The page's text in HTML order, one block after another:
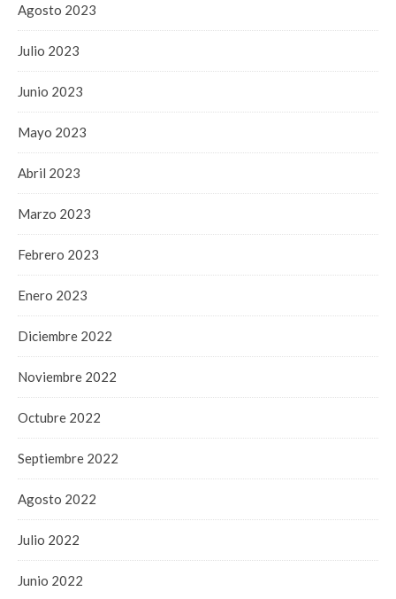
Agosto 2023
Julio 2023
Junio 2023
Mayo 2023
Abril 2023
Marzo 2023
Febrero 2023
Enero 2023
Diciembre 2022
Noviembre 2022
Octubre 2022
Septiembre 2022
Agosto 2022
Julio 2022
Junio 2022